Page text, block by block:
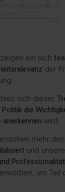
ein sich
der
sich dieser
Politik die
anerkennen wird.
mehr
und
erworben, um Teil